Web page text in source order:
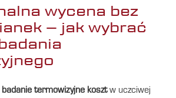
wycena bez
– jak wybrać
badanie termowizyjne kosztw uczciwej